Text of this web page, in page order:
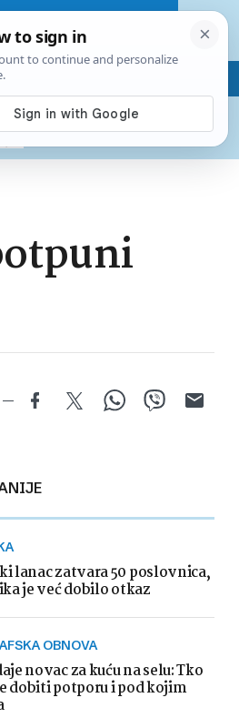
Pretplatite se na Poslovni
Već od10 EURmjesečno
—
lanac zatvara 50 poslovnica,
je već dobilo otkaz
OBNOVA
novac za kuću na selu: Tko
dobiti potporu i pod kojim